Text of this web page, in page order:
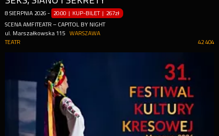
8 SIERPNIA 2026 - 20:00 | KUP-BILET | 267zł
SCENA AMFITEATR – CAPITOL BY NIGHT
ul. Marszałkowska 115
WARSZAWA
42 404
TEATR